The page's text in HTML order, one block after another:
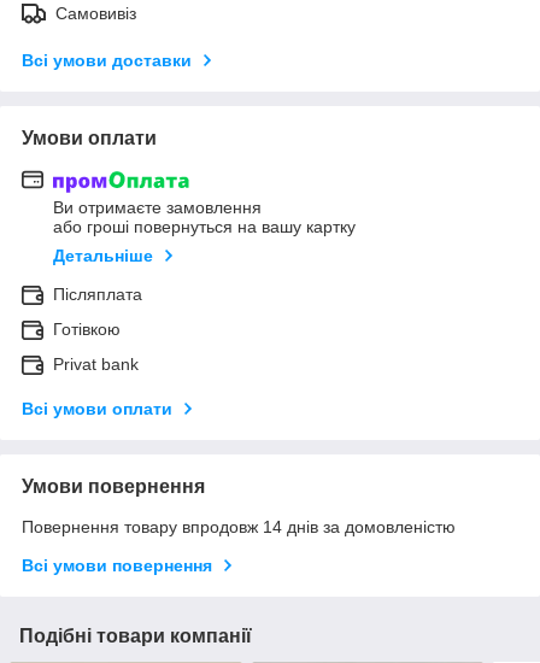
Самовивіз
Всі умови доставки
Умови оплати
Ви отримаєте замовлення
або гроші повернуться на вашу картку
Детальніше
Післяплата
Готівкою
Privat bank
Всі умови оплати
Умови повернення
Повернення товару впродовж 14 днів за домовленістю
Всі умови повернення
Подібні товари компанії